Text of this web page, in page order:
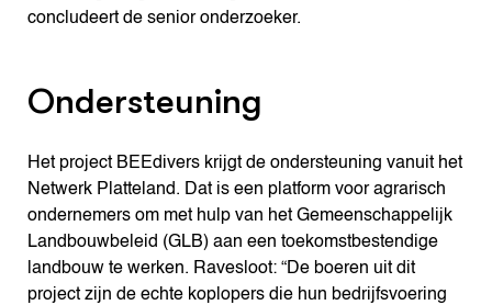
concludeert de senior onderzoeker.
Ondersteuning
Het project BEEdivers krijgt de ondersteuning vanuit het
Netwerk Platteland. Dat is een platform voor agrarisch
ondernemers om met hulp van het Gemeenschappelijk
Landbouwbeleid (GLB) aan een toekomstbestendige
landbouw te werken. Ravesloot: “De boeren uit dit
project zijn de echte koplopers die hun bedrijfsvoering